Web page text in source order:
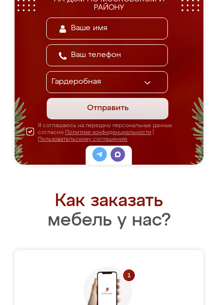
РАЙОНУ
Отправить
Я соглашаюсь на передачу персональных данных
согласно Политике конфиденциальности
Пользовательскому соглашению
Как заказать
мебель у нас?